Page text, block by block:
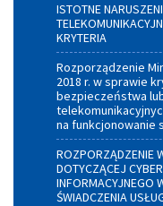
ISTOTNE
KRYTERIA
Rozporządzenie
2018 r. w sprawie
bezpieczeństwa
na funkcjonowanie
ROZPORZĄDZENIE
DOTYCZĄCEJ
INFORMACYJNEGO
ŚWIADCZENIA